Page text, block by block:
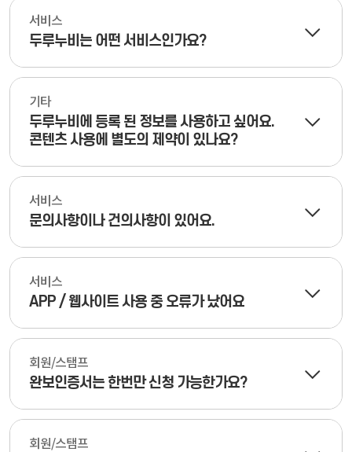
서비스
두루누비는 어떤 서비스인가요?
기타
두루누비에 등록 된 정보를 사용하고 싶어요.
콘텐츠 사용에 별도의 제약이 있나요?
서비스
문의사항이나 건의사항이 있어요.
서비스
APP / 웹사이트 사용 중 오류가 났어요
회원/스탬프
완보인증서는 한번만 신청 가능한가요?
회원/스탬프